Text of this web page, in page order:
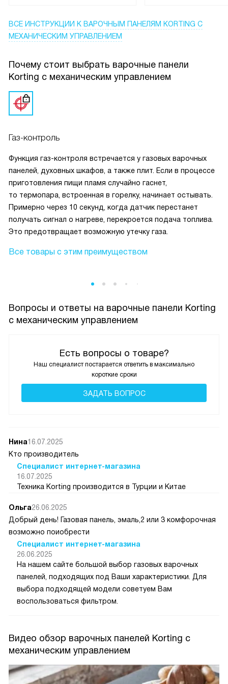
очищается — жир и брызги не въедаются, достаточно
протереть влажной губкой.
Готовлю каждый день, и за всё время использования не
заметил ни одной проблемы. Панель уверенно
сделать, и кофе утром заварить. Я доволен покупкой,
техника надёжная и удобная, советую тем, кто ищет
ВСЕ ИНСТРУКЦИИ К ВАРОЧНЫМ ПАНЕЛЯМ KORTING С
МЕХАНИЧЕСКИМ УПРАВЛЕНИЕМ
Почему стоит выбрать варочные панели
Korting с механическим управлением
Газ-контроль
Функция газ-контроля встречается у газовых варочных
панелей, духовных шкафов, а также плит. Если в процессе
приготовления пищи пламя случайно гаснет,
то термопара, встроенная в горелку, начинает остывать.
Примерно через 10 секунд, когда датчик перестанет
получать сигнал о нагреве, перекроется подача топлива.
Это предотвращает возможную утечку газа.
Все товары с этим преимуществом
Вопросы и ответы на варочные панели Korting
с механическим управлением
Есть вопросы о товаре?
Наш специалист постарается ответить в максимально
короткие сроки
ЗАДАТЬ ВОПРОС
Нина16.07.2025
Кто производитель
Специалист интернет-магазина
16.07.2025
Техника Korting производится в Турции и Китае
Ольга26.06.2025
Добрый день! Газовая панель, эмаль,2 или 3 комфорочная
возможно поиобрести
Специалист интернет-магазина
26.06.2025
На нашем сайте большой выбор газовых варочных
панелей, подходящих под Ваши характеристики. Для
выбора подходящей модели советуем Вам
воспользоваться фильтром.
Видео обзор варочных панелей Korting с
механическим управлением